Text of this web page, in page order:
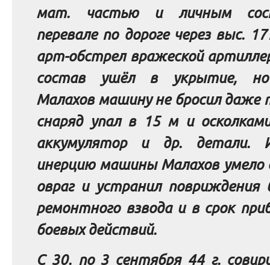
мат. частью и личным
перевале по дороге через выс.
арт-обстрел вражеской
состав ушёл в укрытие, но
Малахов машину не бросил даже
снаряд упал в 15 м и
аккумулятор и др. детали.
инерцию машины Малахов умело
овраг и устранил повриждения
ремонтного взвода и в срок
боевых действий.
С 30. по 3 сентября 44 г.